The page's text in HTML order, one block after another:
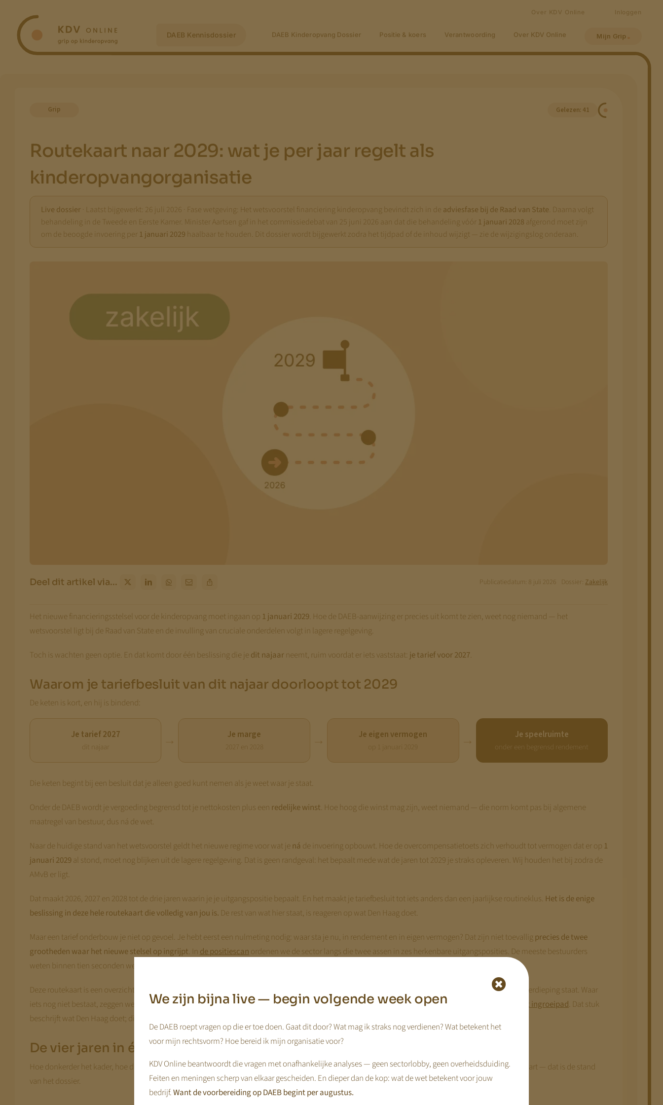
inhoud
DAEB Kennisdossier
Over KDV Online Inloggen
DAEB Kinderopvang Dossier Positie & koers Verantwoording Over KDV Online Mijn Grip
Grip Gelezen: 41
Routekaart naar 2029: wat je per jaar regelt als
kinderopvangorganisatie
Live dossier · Laatst bijgewerkt: 26 juli 2026 · Fase wetgeving: Het wetsvoorstel financiering kinderopvang bevindt zich in de adviesfase bij de Raad van State. Daarna volgt
behandeling in de Tweede en Eerste Kamer. Minister Aartsen gaf in het commissiedebat van 25 juni 2026 aan dat die behandeling vóór1 januari 2028 afgerond moet zijn
om de beoogde invoering per1 januari 2029 haalbaar te houden. Dit dossier wordt bijgewerkt zodra het tijdpad of de inhoud wijzigt — zie de wijzigingslog onderaan.
Deel dit artikel via... Publicatiedatum: 8 juli 2026 Dossier:Zakelijk
Het nieuwe financieringsstelsel voor de kinderopvang moet ingaan op 1 januari 2029. Hoe de DAEB-aanwijzing er precies uit komt te zien, weet nog niemand — het
wetsvoorstel ligt bij de Raad van State en de invulling van cruciale onderdelen volgt in lagere regelgeving.
Toch is wachten geen optie. En dat komt door één beslissing die jedit najaarneemt, ruim voordat er iets vaststaat: je tarief voor 2027.
Waarom je tariefbesluit van dit najaar doorloopt tot 2029
De keten is kort, en hij is bindend:
Je tarief 2027
dit najaar → Je marge
2027 en 2028 → Je eigen vermogen
op 1 januari 2029 → Je speelruimte
onder een begrensd rendement
Die keten begint bij een besluit dat je alleen goed kunt nemen als je weet waar je staat.
Onder de DAEB wordt je vergoeding begrensd tot je nettokosten plus een redelijke winst. Hoe hoog die winst mag zijn, weet niemand — die norm komt pas bij algemene
maatregel van bestuur, dus ná de wet.
Naar de huidige stand van het wetsvoorstel geldt het nieuwe regime voor wat jená de invoering opbouwt. Hoe de overcompensatietoets zich verhoudt tot vermogen dat er op 1
januari 2029al stond, moet nog blijken uit de lagere regelgeving. Dat is geen randgeval: het bepaalt mede wat de jaren tot 2029 je straks opleveren. Wij houden het bij zodra de
AMvB er ligt.
Dat maakt 2026, 2027 en 2028 tot de drie jaren waarin je je uitgangspositie bepaalt. En het maakt je tariefbesluit tot iets anders dan een jaarlijkse routineklus. Het is de enige
beslissing in deze hele routekaart die volledig van jou is. De rest van wat hier staat, is reageren op wat Den Haag doet.
Maar een tarief onderbouw je niet op gevoel. Je hebt eerst een nulmeting nodig: waar sta je nu, in rendement en in eigen vermogen? Dat zijn niet toevalligprecies de twee
grootheden waar het nieuwe stelsel op ingrijpt. Inde positiescanordenen we de sector langs die twee assen in zes herkenbare uitgangsposities. De meeste bestuurders
weten binnen tien seconden welk vak het hunne is — en dat vak bepaalt hoeveel speelruimte je in de komende drie jaar hebt.
Deze routekaart is een overzicht, geen handboek. Per jaar zie je wat vaststaat en wat nog open is; per spoor verwijzen we door naar het dossier waar de verdieping staat. Waar
iets nog niet bestaat, zeggen we dat — en dan staat er ook geen link. Dit dossier is de spiegel van het kennisdossierDe weg naar 2029: het tijdpad en het ingroeipad. Dat stuk
beschrijft wat Den Haag doet; dit dossier beschrijft wat jij doet.
De vier jaren in één oogopslag
Hoe donkerder het kader, hoe dichter bij 2029. Let op de verhouding:hoe verder je kijkt, hoe minder er vaststaat.Dat is geen tekortkoming van deze kaart — dat is de stand
van het dossier.
We zijn bijna live — begin volgende week open
De DAEB roept vragen op die er toe doen. Gaat dit door? Wat mag ik straks nog verdienen? Wat betekent het
voor mijn rechtsvorm? Hoe bereid ik mijn organisatie voor?
KDV Online beantwoordt die vragen met onafhankelijke analyses — geen sectorlobby, geen overheidsduiding.
Feiten en meningen scherp van elkaar gescheiden. En dieper dan de kop: wat de wet betekent voor jouw
bedrijf.Want de voorbereiding op DAEB begint per augustus.